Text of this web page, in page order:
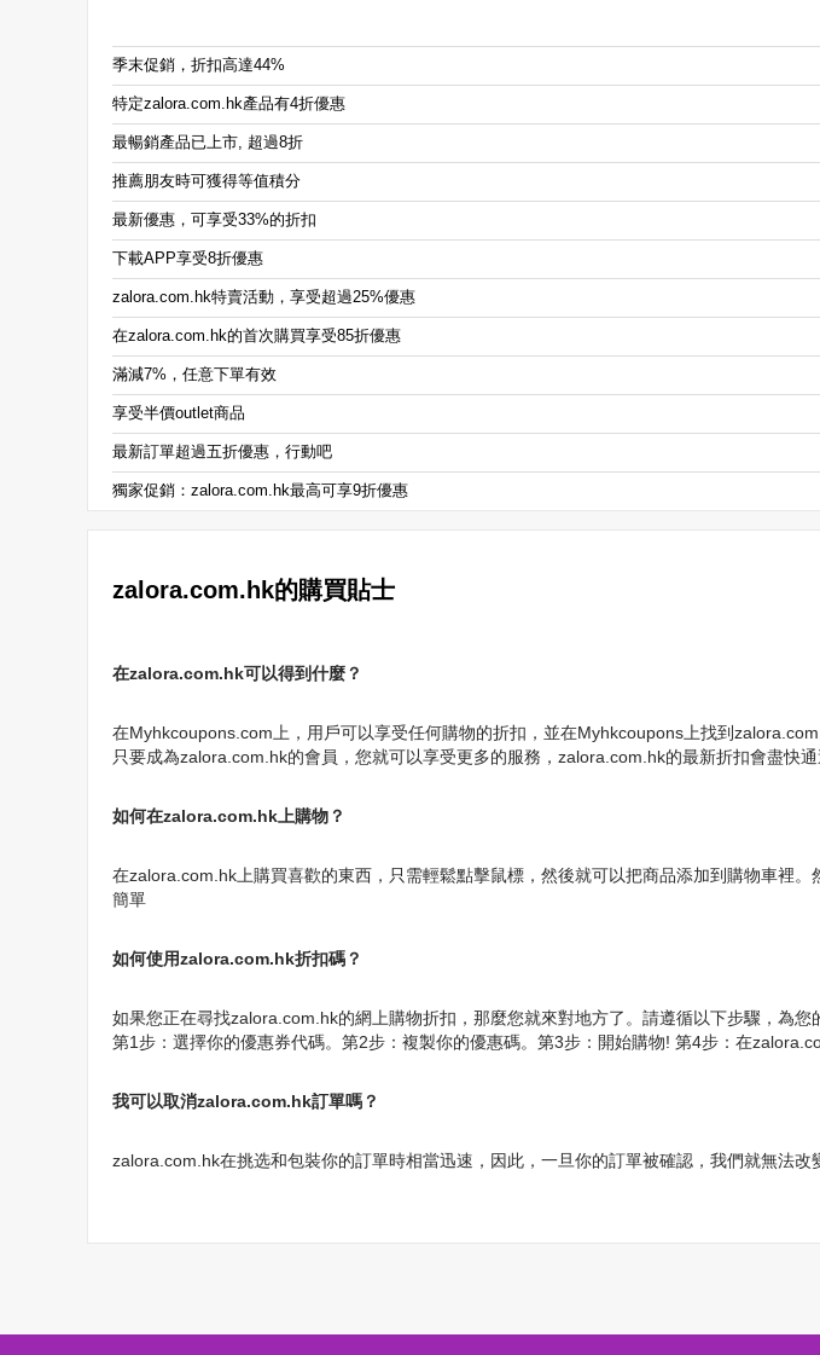
季末促銷，折扣高達44%
特定zalora.com.hk產品有4折優惠
最暢銷產品已上市, 超過8折
推薦朋友時可獲得等值積分
最新優惠，可享受33%的折扣
下載APP享受8折優惠
zalora.com.hk特賣活動，享受超過25%優惠
在zalora.com.hk的首次購買享受85折優惠
滿減7%，任意下單有效
享受半價outlet商品
最新訂單超過五折優惠，行動吧
獨家促銷：zalora.com.hk最高可享9折優惠
zalora.com.hk的購買貼士
在zalora.com.hk可以得到什麼？
在Myhkcoupons.com上，用戶可以享受任何購物的折扣，並在Myhkcoupons上找到
只要成為zalora.com.hk的會員，您就可以享受更多的服務，zalora.com.hk的最新折扣會盡快
如何在zalora.com.hk上購物？
在zalora.com.hk上購買喜歡的東西，只需輕鬆點擊鼠標，然後就可以把商品添加到購物車裡
簡單
如何使用zalora.com.hk折扣碼？
如果您正在尋找zalora.com.hk的網上購物折扣，那麼您就來對地方了。請遵循以下步驟，為
第1步：選擇你的優惠券代碼。第2步：複製你的優惠碼。第3步：開始購物! 第4步：在
我可以取消zalora.com.hk訂單嗎？
zalora.com.hk在挑选和包裝你的訂單時相當迅速，因此，一旦你的訂單被確認，我們就無法